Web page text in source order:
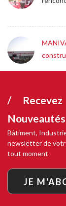
/
Nouveautés
Bâtiment,
newsletter de
tout moment
JE